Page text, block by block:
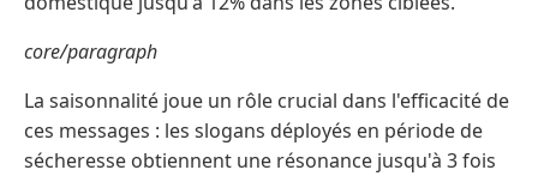
core/paragraph
La saisonnalité joue un rôle crucial dans l'efficacité de
ces messages : les slogans déployés en période de
sécheresse obtiennent une résonance jusqu'à 3 fois